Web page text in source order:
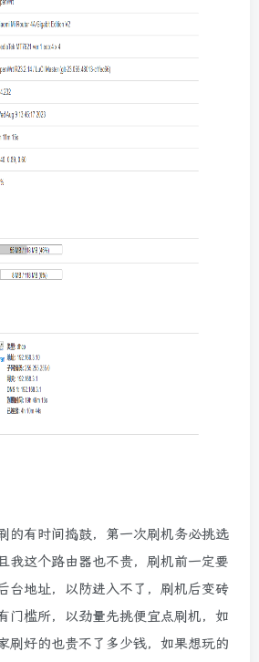
的有时间捣鼓，第一次刷机务必挑选
我这个路由器也不贵，刷机前一定要
台地址，以防进入不了，刷机后变砖
门槛所，以劲量先挑便宜点刷机，如
刷好的也贵不了多少钱，如果想玩的